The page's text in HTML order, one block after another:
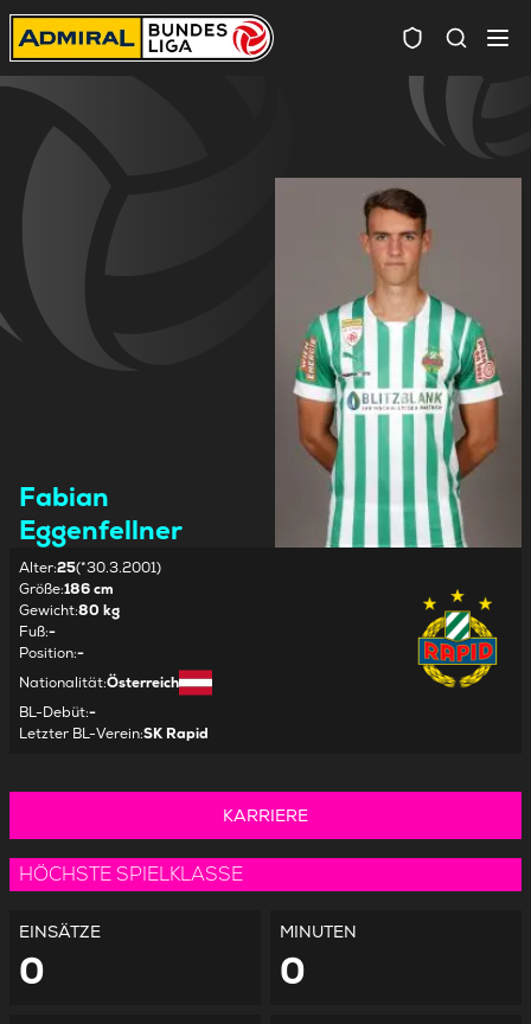
Fabian
Eggenfellner
Alter:25(*30.3.2001)
Größe:186 cm
Gewicht:80 kg
Fuß:-
Position:-
Nationalität:Österreich
BL-Debüt:-
Letzter BL-Verein:SK Rapid
KARRIERE
HÖCHSTE SPIELKLASSE
EINSÄTZE
0
MINUTEN
0